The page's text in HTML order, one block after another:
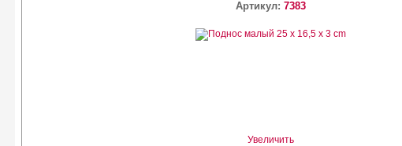
Артикул: 7383
Увеличить